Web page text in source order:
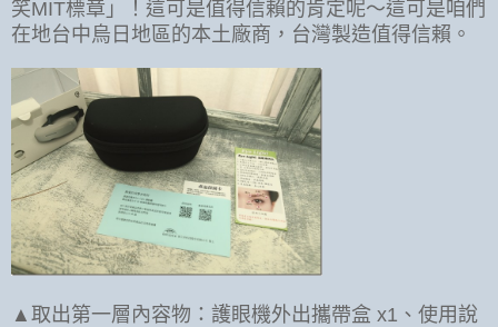
笑MIT標章」！這可是值得信賴的肯定呢～這可是咱們
在地台中烏日地區的本土廠商，台灣製造值得信賴。
▲取出第一層內容物：護眼機外出攜帶盒 x1、使用說